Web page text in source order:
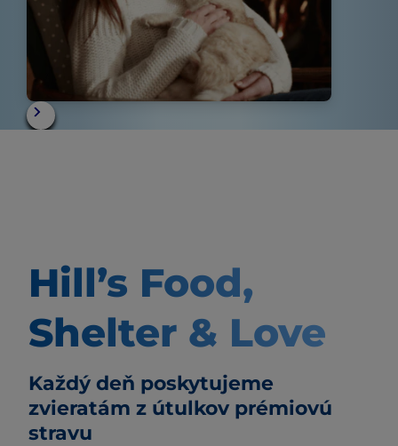
Hill’s Food,
Shelter & Love
Každý deň poskytujeme
zvieratám z útulkov prémiovú
stravu